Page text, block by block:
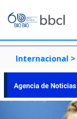
Internacional >